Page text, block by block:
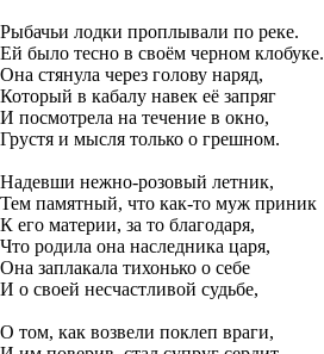
Рыбачьи лодки проплывали по реке.
Ей было тесно в своём черном клобуке.
Она стянула через голову наряд,
Который в кабалу навек её запряг
И посмотрела на течение в окно,
Грустя и мысля только о грешном.
Надевши нежно-розовый летник,
Тем памятный, что как-то муж приник
К его материи, за то благодаря,
Что родила она наследника царя,
Она заплакала тихонько о себе
И о своей несчастливой судьбе,
О том, как возвели поклеп враги,